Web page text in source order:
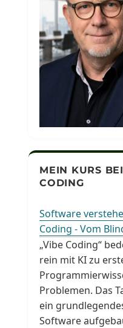
MEIN KURS
CODING
Software
Coding - Vom
„Vibe Coding“
rein mit KI zu
Problemen. Das
ein
Software